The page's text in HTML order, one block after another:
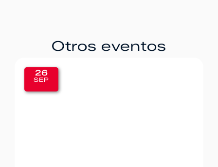
Otros eventos